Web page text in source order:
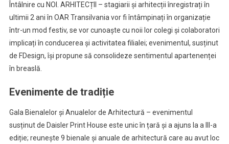
Întâlnire cu NOI. ARHITECȚII – stagiarii și arhitecții înregistrați în
ultimii 2 ani în OAR Transilvania vor fi întâmpinați în organizație
într-un mod festiv, se vor cunoaște cu noii lor colegi și colaboratori
implicați în conducerea și activitatea filialei; evenimentul, susținut
de FDesign, își propune să consolideze sentimentul apartenenței
în breaslă.
Evenimente de tradiție
Gala Bienalelor și Anualelor de Arhitectură – evenimentul
susținut de Daisler Print House este unic în țară și a ajuns la a III-a
ediție; reunește 9 bienale și anuale de arhitectură care au avut loc